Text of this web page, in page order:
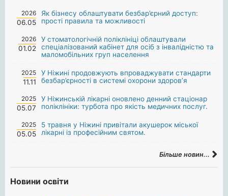
2026
06.05
Як бізнесу облаштувати безбар’єрний доступ:
прості правила та можливості
2026
01.02
У стоматологічній поліклініці облаштували
спеціалізований кабінет для осіб з інвалідністю та
маломобільних груп населення
2025
11.11
У Ніжині продовжують впроваджувати стандарти
безбар’єрності в системі охорони здоров’я
2025
05.07
У Ніжинській лікарні оновлено денний стаціонар
поліклініки: турбота про якість медичних послуг.
2025
05.05
5 травня у Ніжині привітали акушерок міської
лікарні із професійним святом.
Більше новин...
Новини освіти